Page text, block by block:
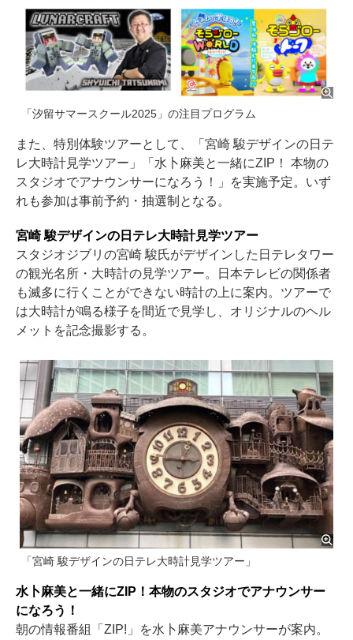
「汐留サマースクール2025」の注目プログラム
また、特別体験ツアーとして、「宮崎 駿デザインの日テ
レ大時計見学ツアー」「水卜麻美と一緒にZIP！ 本物の
スタジオでアナウンサーになろう！」を実施予定。いず
れも参加は事前予約・抽選制となる。
宮崎 駿デザインの日テレ大時計見学ツアー
スタジオジブリの宮崎 駿氏がデザインした日テレタワー
の観光名所・大時計の見学ツアー。日本テレビの関係者
も滅多に行くことができない時計の上に案内。ツアーで
は大時計が鳴る様子を間近で見学し、オリジナルのヘル
メットを記念撮影する。
「宮崎 駿デザインの日テレ大時計見学ツアー」
水卜麻美と一緒にZIP！本物のスタジオでアナウンサー
になろう！
朝の情報番組「ZIP!」を水卜麻美アナウンサーが案内。